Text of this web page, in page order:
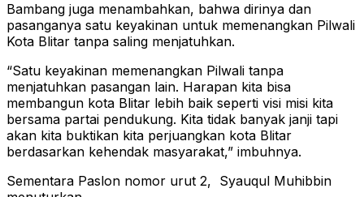
Bambang juga menambahkan, bahwa dirinya dan
pasanganya satu keyakinan untuk memenangkan Pilwali
Kota Blitar tanpa saling menjatuhkan.
“Satu keyakinan memenangkan Pilwali tanpa
menjatuhkan pasangan lain. Harapan kita bisa
membangun kota Blitar lebih baik seperti visi misi kita
bersama partai pendukung. Kita tidak banyak janji tapi
akan kita buktikan kita perjuangkan kota Blitar
berdasarkan kehendak masyarakat,” imbuhnya.
Sementara Paslon nomor urut 2, Syauqul Muhibbin